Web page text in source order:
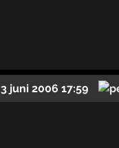
3 juni 2006 17:59